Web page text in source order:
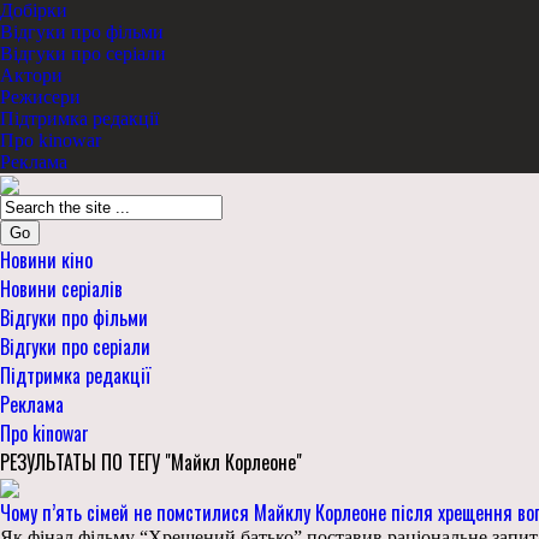
Добірки
Відгуки про фільми
Відгуки про серіали
Актори
Режисери
Підтримка редакції
Про kinowar
Реклама
Go
Новини кіно
Новини серіалів
Відгуки про фільми
Відгуки про серіали
Підтримка редакції
Реклама
Про kinowar
РЕЗУЛЬТАТЫ ПО ТЕГУ "Майкл Корлеоне"
Чому п’ять сімей не помстилися Майклу Корлеоне після хрещення